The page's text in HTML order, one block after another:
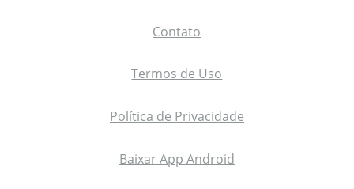
Contato
Termos de Uso
Política de Privacidade
Baixar App Android